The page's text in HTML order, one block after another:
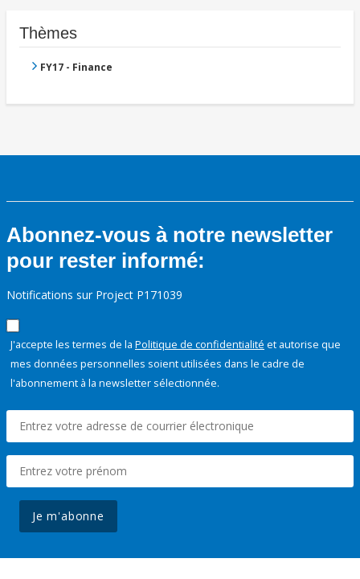
Thèmes
FY17 - Finance
Abonnez-vous à notre newsletter
pour rester informé:
Notifications sur Project P171039
J'accepte les termes de la Politique de confidentialité et autorise que
mes données personnelles soient utilisées dans le cadre de
l'abonnement à la newsletter sélectionnée.
Je m'abonne